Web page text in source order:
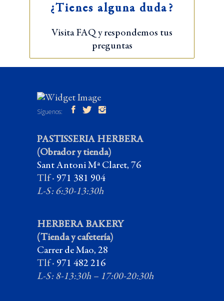
¿Tienes alguna duda?
Visita FAQ y respondemos tus
preguntas
Síguenos:
PASTISSERIA HERBERA
(Obrador y tienda)
Sant Antoni Mª Claret, 76
Tlf · 971 381 904
L-S: 6:30-13:30h
HERBERA BAKERY
(Tienda y cafetería)
Carrer de Mao, 28
Tlf · 971 482 216
L-S: 8-13:30h – 17:00-20:30h